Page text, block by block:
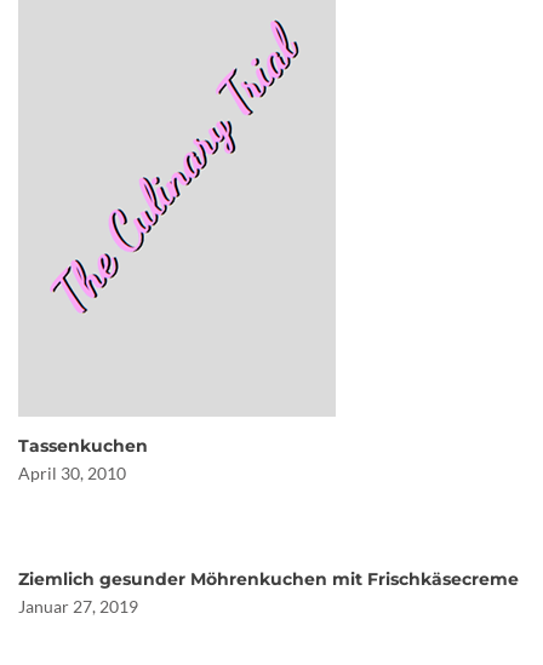
Tassenkuchen
April 30, 2010
Ziemlich gesunder Möhrenkuchen mit Frischkäsecreme
Januar 27, 2019